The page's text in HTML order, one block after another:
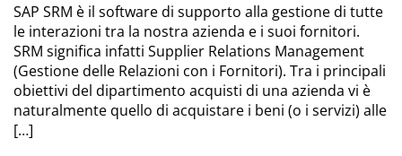
SAP SRM è il software di supporto alla gestione di tutte
le interazioni tra la nostra azienda e i suoi fornitori.
SRM significa infatti Supplier Relations Management
(Gestione delle Relazioni con i Fornitori). Tra i principali
obiettivi del dipartimento acquisti di una azienda vi è
naturalmente quello di acquistare i beni (o i servizi) alle
[…]